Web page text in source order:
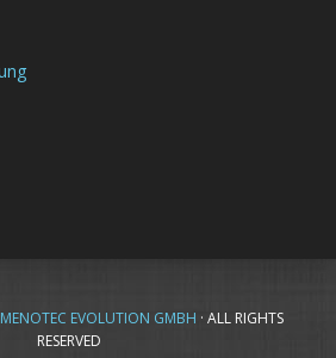
EVOLUTION GMBH · ALL RIGHTS
RESERVED